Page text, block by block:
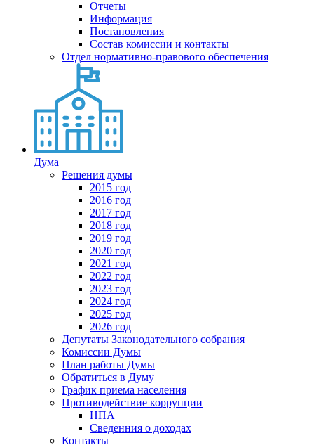
Отчеты
Информация
Постановления
Состав комиссии и контакты
Отдел нормативно-правового обеспечения
Дума
Решения думы
2015 год
2016 год
2017 год
2018 год
2019 год
2020 год
2021 год
2022 год
2023 год
2024 год
2025 год
2026 год
Депутаты Законодательного собрания
Комиссии Думы
План работы Думы
Обратиться в Думу
График приема населения
Противодействие коррупции
НПА
Сведенния о доходах
Контакты